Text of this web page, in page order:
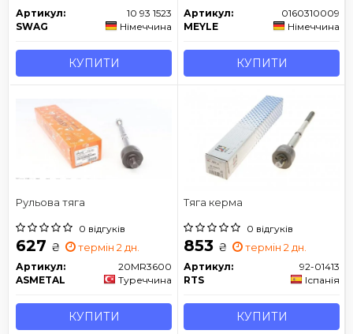
Артикул:
10 93 1523
SWAG
Німеччина
КУПИТИ
Артикул:
0160310009
MEYLE
Німеччина
КУПИТИ
Рульова тяга
0 відгуків
627 ₴ термін 2 дн.
Артикул:
20MR3600
ASMETAL
Туреччина
КУПИТИ
Тяга керма
0 відгуків
853 ₴ термін 2 дн.
Артикул:
92-01413
RTS
Іспанія
КУПИТИ